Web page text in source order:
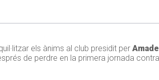
els ànims al club presidit per
de perdre en la primera jornada